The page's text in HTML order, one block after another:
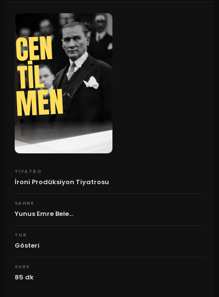
TIYATRO
İroni Prodüksiyon Tiyatrosu
SAHNE
Yunus Emre Bele...
TUR
Gösteri
SURE
85 dk